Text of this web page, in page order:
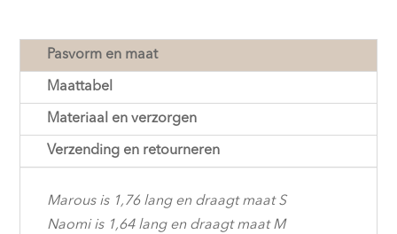
Pasvorm en maat
Maattabel
Materiaal en verzorgen
Verzending en retourneren
Marous is 1,76 lang en draagt maat S
Naomi is 1,64 lang en draagt maat M